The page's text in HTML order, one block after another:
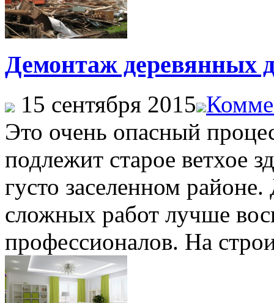
Демонтаж деревянных
15 сентября 2015
Это очень опасный
подлежит старое ветхое
густо заселенном
сложных работ лучше
профессионалов. На